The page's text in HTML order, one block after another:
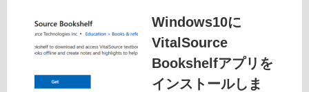
Windows10に
VitalSource
Bookshelfアプリを
インストールしま